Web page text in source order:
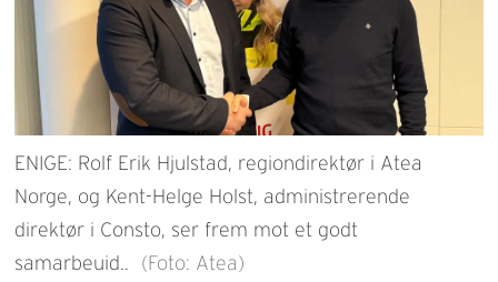
ENIGE: Rolf Erik Hjulstad, regiondirektør i Atea
Norge, og Kent-Helge Holst, administrerende
direktør i Consto, ser frem mot et godt
samarbeuid..
(Foto: Atea)